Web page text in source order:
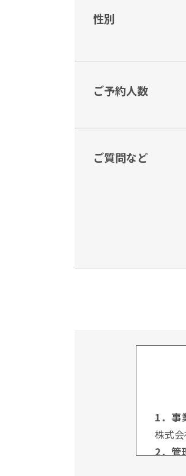
性別
ご予約人数
ご質問など
1．事
株式
2．管